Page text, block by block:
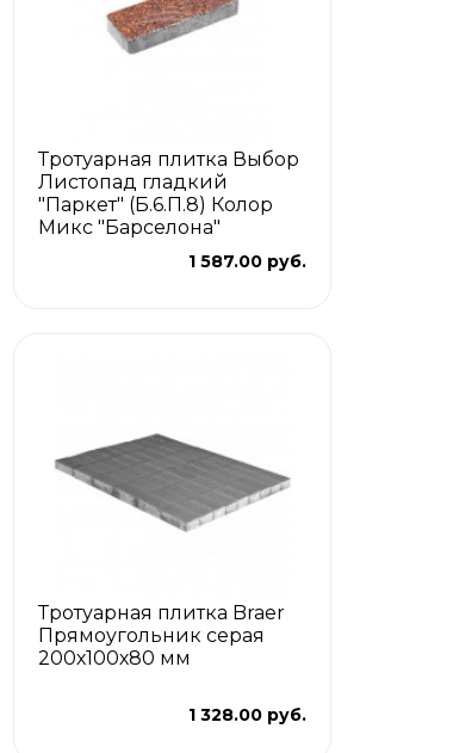
Тротуарная плитка Выбор
Листопад гладкий
"Паркет" (Б.6.П.8) Колор
Микс "Барселона"
1 587.00 руб.
Тротуарная плитка Braer
Прямоугольник серая
200х100х80 мм
1 328.00 руб.